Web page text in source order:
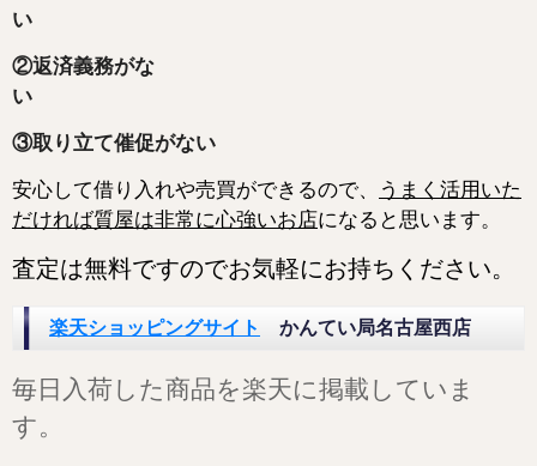
②返済義務がな
③取り立て催促がない
安心して借り入れや売買ができるので、
うまく活用いた
だければ質屋は非常に心強いお店になると思います。
査定は無料ですのでお気軽にお持ちください。
楽天ショッピングサイト かんてい局名古屋西店
毎日入荷した商品を楽天に掲載していま
す。